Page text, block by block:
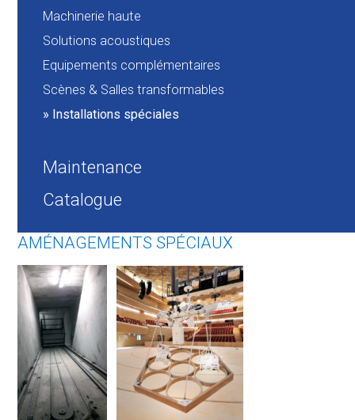
Machinerie haute
Solutions acoustiques
Equipements complémentaires
Scènes & Salles transformables
Installations spéciales
Maintenance
Catalogue
AMÉNAGEMENTS SPÉCIAUX